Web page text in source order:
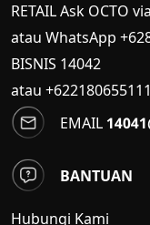
RETAIL Ask OCTO
atau WhatsApp
BISNIS 14042
atau
EMAIL
BANTUAN
Hubungi Kami